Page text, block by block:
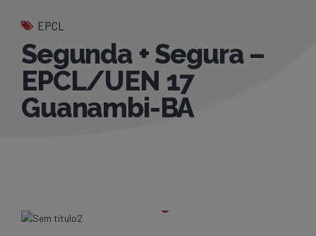
EPCL
Segunda + Segura –
EPCL/UEN 17
Guanambi-BA